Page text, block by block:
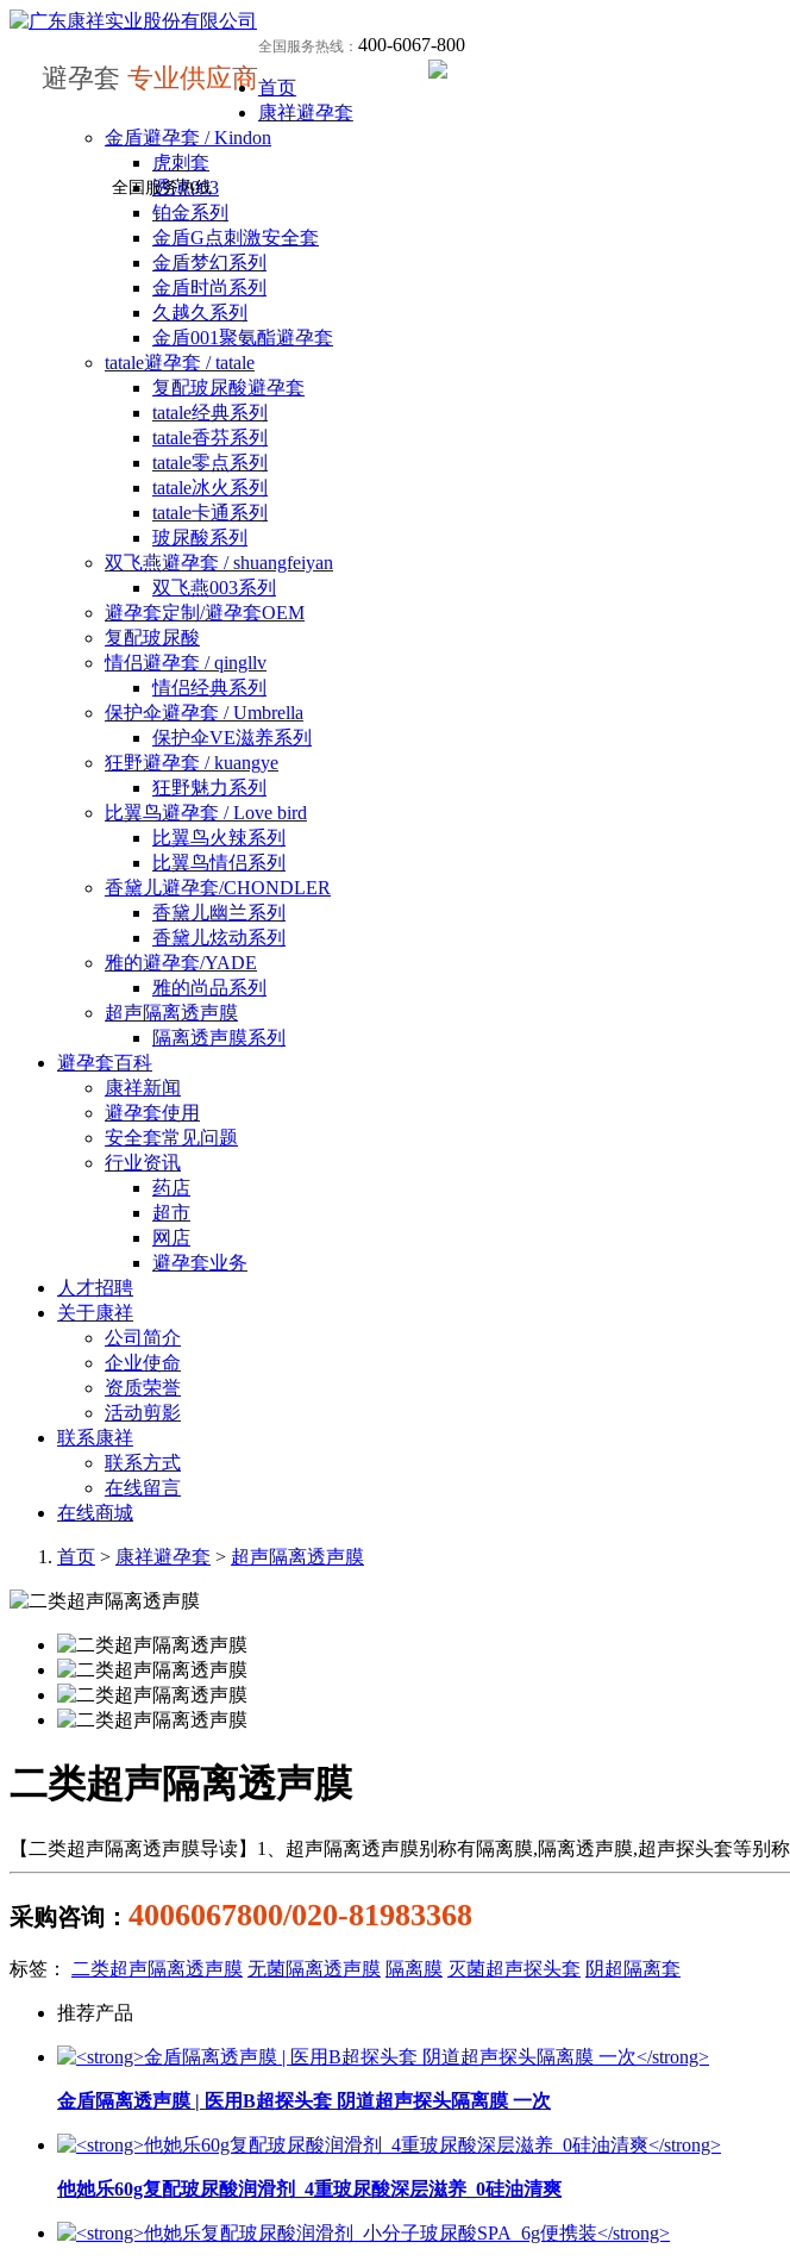
避孕套 专业供应商
全国服务热线： 400-6067-800
首页
康祥避孕套
金盾避孕套 / Kindon
虎刺套
透薄003
铂金系列
金盾G点刺激安全套
金盾梦幻系列
金盾时尚系列
久越久系列
金盾001聚氨酯避孕套
tatale避孕套 / tatale
复配玻尿酸避孕套
tatale经典系列
tatale香芬系列
tatale零点系列
tatale冰火系列
tatale卡通系列
玻尿酸系列
双飞燕避孕套 / shuangfeiyan
双飞燕003系列
避孕套定制/避孕套OEM
复配玻尿酸
情侣避孕套 / qingllv
情侣经典系列
保护伞避孕套 / Umbrella
保护伞VE滋养系列
狂野避孕套 / kuangye
狂野魅力系列
比翼鸟避孕套 / Love bird
比翼鸟火辣系列
比翼鸟情侣系列
香黛儿避孕套/CHONDLER
香黛儿幽兰系列
香黛儿炫动系列
雅的避孕套/YADE
雅的尚品系列
超声隔离透声膜
隔离透声膜系列
避孕套百科
康祥新闻
避孕套使用
安全套常见问题
行业资讯
药店
超市
网店
避孕套业务
人才招聘
关于康祥
公司简介
企业使命
资质荣誉
活动剪影
联系康祥
联系方式
在线留言
在线商城
首页 > 康祥避孕套 > 超声隔离透声膜
二类超声隔离透声膜
【二类超声隔离透声膜导读】1、超声隔离透声膜别称有隔离膜,隔离透声膜,超声探头套等
采购咨询： 4006067800/020-81983368
标签： 二类超声隔离透声膜 无菌隔离透声膜 隔离膜 灭菌超声探头套 阴超隔离套
推荐产品
金盾隔离透声膜 | 医用B超探头套 阴道超声探头隔离膜 一次
他她乐60g复配玻尿酸润滑剂_4重玻尿酸深层滋养_0硅油清爽
全国服务热线